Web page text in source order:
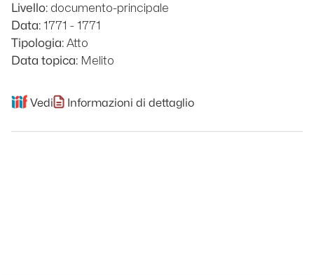
Livello: documento-principale
Data: 1771 - 1771
Tipologia: Atto
Data topica: Melito
Vedi Informazioni di dettaglio